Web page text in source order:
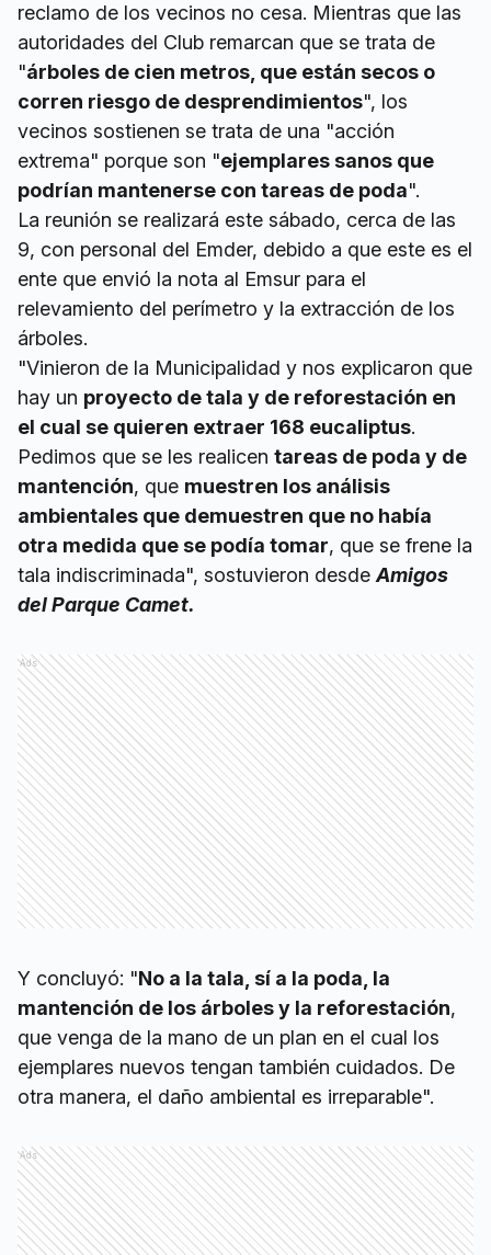
reclamo de los vecinos no cesa. Mientras que las
autoridades del Club remarcan que se trata de
"árboles de cien metros, que están secos o
corren riesgo de desprendimientos", los
vecinos sostienen se trata de una "acción
extrema" porque son "ejemplares sanos que
podrían mantenerse con tareas de poda".
La reunión se realizará este sábado, cerca de las
9, con personal del Emder, debido a que este es el
ente que envió la nota al Emsur para el
relevamiento del perímetro y la extracción de los
árboles.
"Vinieron de la Municipalidad y nos explicaron que
hay un proyecto de tala y de reforestación en
el cual se quieren extraer 168 eucaliptus.
Pedimos que se les realicen tareas de poda y de
mantención, que muestren los análisis
ambientales que demuestren que no había
otra medida que se podía tomar, que se frene la
tala indiscriminada", sostuvieron desde Amigos
del Parque Camet.
Ads
Y concluyó: "No a la tala, sí a la poda, la
mantención de los árboles y la reforestación,
que venga de la mano de un plan en el cual los
ejemplares nuevos tengan también cuidados. De
otra manera, el daño ambiental es irreparable".
Ads